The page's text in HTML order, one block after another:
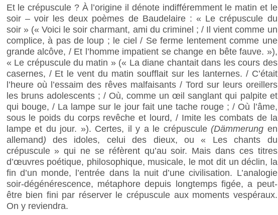
Et le crépuscule ? À l’origine il dénote indifféremment le matin et le
soir – voir les deux poèmes de Baudelaire : « Le crépuscule du
soir » (« Voici le soir charmant, ami du criminel ; / Il vient comme un
complice, à pas de loup ; le ciel / Se ferme lentement comme une
grande alcôve, / Et l’homme impatient se change en bête fauve. »),
« Le crépuscule du matin » (« La diane chantait dans les cours des
casernes, / Et le vent du matin soufflait sur les lanternes. / C’était
l’heure où l’essaim des rêves malfaisants / Tord sur leurs oreillers
les bruns adolescents ; / Où, comme un œil sanglant qui palpite et
qui bouge, / La lampe sur le jour fait une tache rouge ; / Où l’âme,
sous le poids du corps revêche et lourd, / Imite les combats de la
lampe et du jour. »). Certes, il y a le crépuscule(Dämmerung en
allemand)des idoles, celui des dieux, ou « Les chants du
crépuscule » qui ne se réfèrent qu’au soir. Mais dans ces titres
d’œuvres poétique, philosophique, musicale, le mot dit un déclin, la
fin d’un monde, l’entrée dans la nuit d’une civilisation. L’analogie
soir-dégénérescence, métaphore depuis longtemps figée, a peut-
être bien fini par réserver le crépuscule aux moments vespéraux.
On y reviendra.